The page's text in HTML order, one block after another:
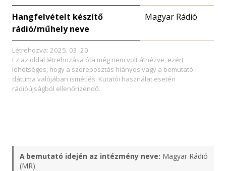
Hangfelvételt készítő
rádió/műhely neve
Magyar Rádió
Létrehozva: 2025. 03. 20.
Ez az oldal létrehozása óta még nem volt átnézve, ezért
lehetséges, hogy a szereposztás hiányos vagy a bemutató
dátuma valójában ismétlés. Kutatói használat esetén
rádióújságból ellenőrizendő.
A bemutató idején az intézmény neve: Magyar Rádió
(MR)